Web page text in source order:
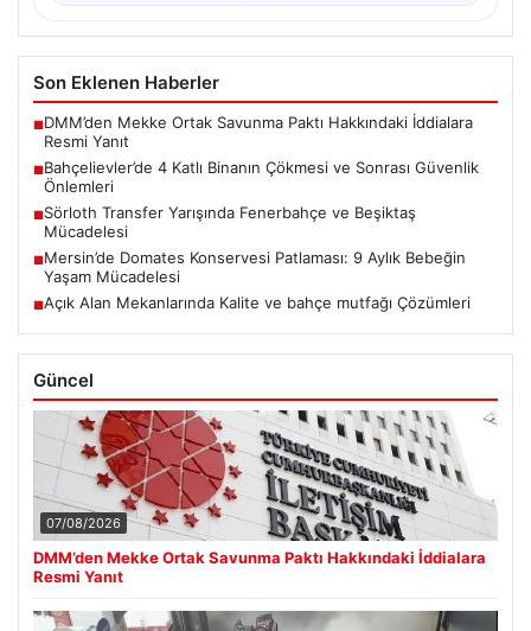
Son Eklenen Haberler
■DMM’den Mekke Ortak Savunma Paktı Hakkındaki İddialara
Resmi Yanıt
■Bahçelievler’de 4 Katlı Binanın Çökmesi ve Sonrası Güvenlik
Önlemleri
■Sörloth Transfer Yarışında Fenerbahçe ve Beşiktaş
Mücadelesi
■Mersin’de Domates Konservesi Patlaması: 9 Aylık Bebeğin
Yaşam Mücadelesi
■Açık Alan Mekanlarında Kalite ve bahçe mutfağı Çözümleri
Güncel
07/08/2026
DMM’den Mekke Ortak Savunma Paktı Hakkındaki İddialara
Resmi Yanıt